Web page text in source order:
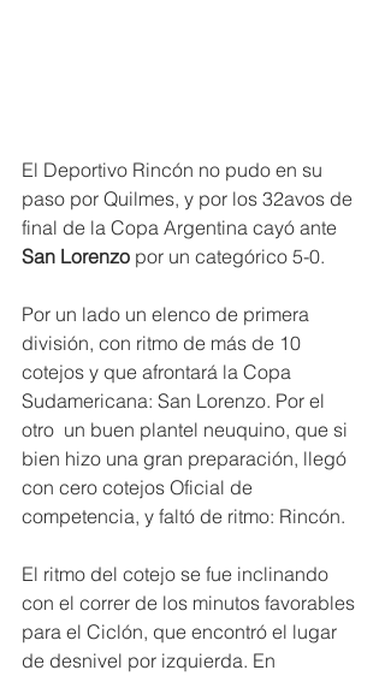
El Deportivo Rincón no pudo en su
paso por Quilmes, y por los 32avos de
final de la Copa Argentina cayó ante
San Lorenzo por un categórico 5-0.
Por un lado un elenco de primera
división, con ritmo de más de 10
cotejos y que afrontará la Copa
Sudamericana: San Lorenzo. Por el
otro  un buen plantel neuquino, que si
bien hizo una gran preparación, llegó
con cero cotejos Oficial de
competencia, y faltó de ritmo: Rincón.
El ritmo del cotejo se fue inclinando
con el correr de los minutos favorables
para el Ciclón, que encontró el lugar
de desnivel por izquierda. En